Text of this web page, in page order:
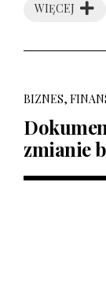
WIĘCEJ
BIZNES,
zmianie